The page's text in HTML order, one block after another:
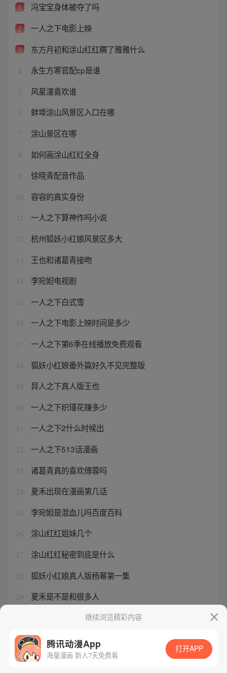
1 冯宝宝身体被夺了吗
2 一人之下电影上映
3 东方月初和涂山红红瞒了雅雅什么
4 永生方寒官配cp是谁
5 风星潼喜欢谁
6 蚌埠涂山风景区入口在哪
7 涂山景区在哪
8 如何画涂山红红全身
9 徐晓青配音作品
10 容容的真实身份
一人之下算神作吗小说
12 杭州狐妖小红娘风景区多大
13 王也和诸葛青接吻
14 李宛妲电视剧
15 一人之下白式雪
16 一人之下电影上映时间是多少
17 一人之下第6季在线播放免费观看
18 狐妖小红娘番外篇好久不见完整版
19 异人之下真人版王也
20 一人之下织瑾花赚多少
21 一人之下2什么时候出
22 一人之下513话漫画
23 诸葛青真的喜欢傅蓉吗
24 夏禾出现在漫画第几话
25 李宛妲是混血儿吗百度百科
26 涂山红红姐妹几个
27 涂山红红秘密到底是什么
28 狐妖小红娘真人版杨幂第一集
29 夏禾是不是和很多人
继续浏览精彩内容
腾讯动漫App
海量漫画 新人7天免费看
打开APP